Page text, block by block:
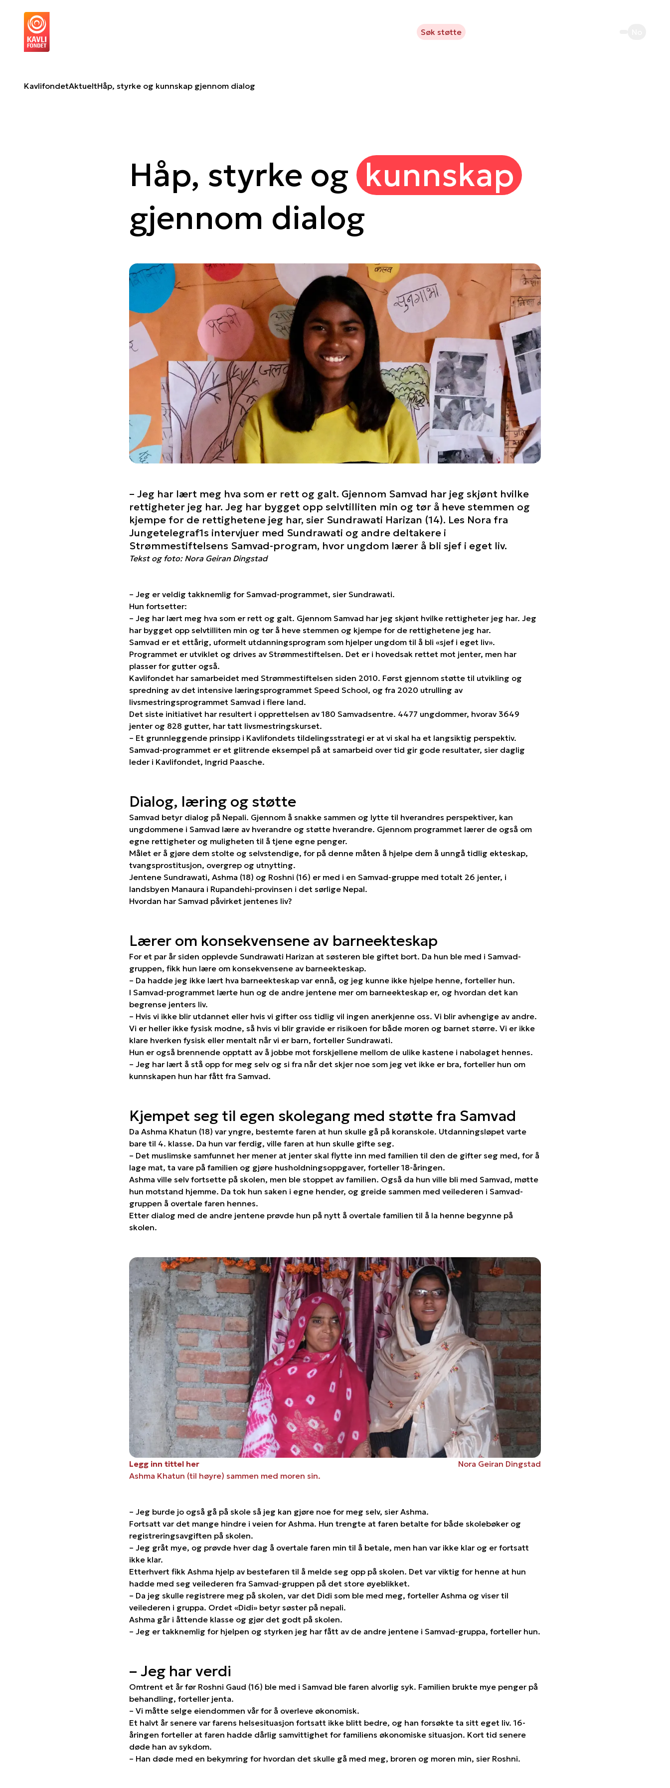
Søk støtte
KavlifondetAktueltHåp, styrke og kunnskap gjennom dialog
Håp, styrke og kunnskap
gjennom dialog
– Jeg har lært meg hva som er rett og galt. Gjennom Samvad har jeg skjønt hvilke
rettigheter jeg har. Jeg har bygget opp selvtilliten min og tør å heve stemmen og
kjempe for de rettighetene jeg har, sier Sundrawati Harizan (14). Les Nora fra
Jungetelegraf1s intervjuer med Sundrawati og andre deltakere i
Strømmestiftelsens Samvad-program, hvor ungdom lærer å bli sjef i eget liv.
Tekst og foto: Nora Geiran Dingstad
– Jeg er veldig takknemlig for Samvad-programmet, sier Sundrawati.
Hun fortsetter:
– Jeg har lært meg hva som er rett og galt. Gjennom Samvad har jeg skjønt hvilke rettigheter jeg har. Jeg
har bygget opp selvtilliten min og tør å heve stemmen og kjempe for de rettighetene jeg har.
Samvad er et ettårig, uformelt utdanningsprogram som hjelper ungdom til å bli «sjef i eget liv».
Programmet er utviklet og drives av Strømmestiftelsen. Det er i hovedsak rettet mot jenter, men har
plasser for gutter også.
Kavlifondet har samarbeidet med Strømmestiftelsen siden 2010. Først gjennom støtte til utvikling og
spredning av det intensive læringsprogrammet Speed School, og fra 2020 utrulling av
livsmestringsprogrammet Samvad i flere land.
Det siste initiativet har resultert i opprettelsen av 180 Samvadsentre. 4477 ungdommer, hvorav 3649
jenter og 828 gutter, har tatt livsmestringskurset.
– Et grunnleggende prinsipp i Kavlifondets tildelingsstrategi er at vi skal ha et langsiktig perspektiv.
Samvad-programmet er et glitrende eksempel på at samarbeid over tid gir gode resultater, sier daglig
leder i Kavlifondet, Ingrid Paasche.
Dialog, læring og støtte
Samvad betyr dialog på Nepali. Gjennom å snakke sammen og lytte til hverandres perspektiver, kan
ungdommene i Samvad lære av hverandre og støtte hverandre. Gjennom programmet lærer de også om
egne rettigheter og muligheten til å tjene egne penger.
Målet er å gjøre dem stolte og selvstendige, for på denne måten å hjelpe dem å unngå tidlig ekteskap,
tvangsprostitusjon, overgrep og utnytting.
Jentene Sundrawati, Ashma (18) og Roshni (16) er med i en Samvad-gruppe med totalt 26 jenter, i
landsbyen Manaura i Rupandehi-provinsen i det sørlige Nepal.
Hvordan har Samvad påvirket jentenes liv?
Lærer om konsekvensene av barneekteskap
For et par år siden opplevde Sundrawati Harizan at søsteren ble giftet bort. Da hun ble med i Samvad-
gruppen, fikk hun lære om konsekvensene av barneekteskap.
– Da hadde jeg ikke lært hva barneekteskap var ennå, og jeg kunne ikke hjelpe henne, forteller hun.
I Samvad-programmet lærte hun og de andre jentene mer om barneekteskap er, og hvordan det kan
begrense jenters liv.
– Hvis vi ikke blir utdannet eller hvis vi gifter oss tidlig vil ingen anerkjenne oss. Vi blir avhengige av andre.
Vi er heller ikke fysisk modne, så hvis vi blir gravide er risikoen for både moren og barnet større. Vi er ikke
klare hverken fysisk eller mentalt når vi er barn, forteller Sundrawati.
Hun er også brennende opptatt av å jobbe mot forskjellene mellom de ulike kastene i nabolaget hennes.
– Jeg har lært å stå opp for meg selv og si fra når det skjer noe som jeg vet ikke er bra, forteller hun om
kunnskapen hun har fått fra Samvad.
Kjempet seg til egen skolegang med støtte fra Samvad
Da Ashma Khatun (18) var yngre, bestemte faren at hun skulle gå på koranskole. Utdanningsløpet varte
bare til 4. klasse. Da hun var ferdig, ville faren at hun skulle gifte seg.
– Det muslimske samfunnet her mener at jenter skal flytte inn med familien til den de gifter seg med, for å
lage mat, ta vare på familien og gjøre husholdningsoppgaver, forteller 18-åringen.
Ashma ville selv fortsette på skolen, men ble stoppet av familien. Også da hun ville bli med Samvad, møtte
hun motstand hjemme. Da tok hun saken i egne hender, og greide sammen med veilederen i Samvad-
gruppen å overtale faren hennes.
Etter dialog med de andre jentene prøvde hun på nytt å overtale familien til å la henne begynne på
skolen.
Legg inn tittel her
Ashma Khatun (til høyre) sammen med moren sin.
Nora Geiran Dingstad
– Jeg burde jo også gå på skole så jeg kan gjøre noe for meg selv, sier Ashma.
Fortsatt var det mange hindre i veien for Ashma. Hun trengte at faren betalte for både skolebøker og
registreringsavgiften på skolen.
– Jeg gråt mye, og prøvde hver dag å overtale faren min til å betale, men han var ikke klar og er fortsatt
ikke klar.
Etterhvert fikk Ashma hjelp av bestefaren til å melde seg opp på skolen. Det var viktig for henne at hun
hadde med seg veilederen fra Samvad-gruppen på det store øyeblikket.
– Da jeg skulle registrere meg på skolen, var det Didi som ble med meg, forteller Ashma og viser til
veilederen i gruppa. Ordet «Didi» betyr søster på nepali.
Ashma går i åttende klasse og gjør det godt på skolen.
– Jeg er takknemlig for hjelpen og styrken jeg har fått av de andre jentene i Samvad-gruppa, forteller hun.
– Jeg har verdi
Omtrent et år før Roshni Gaud (16) ble med i Samvad ble faren alvorlig syk. Familien brukte mye penger på
behandling, forteller jenta.
– Vi måtte selge eiendommen vår for å overleve økonomisk.
Et halvt år senere var farens helsesituasjon fortsatt ikke blitt bedre, og han forsøkte ta sitt eget liv. 16-
åringen forteller at faren hadde dårlig samvittighet for familiens økonomiske situasjon. Kort tid senere
døde han av sykdom.
– Han døde med en bekymring for hvordan det skulle gå med meg, broren og moren min, sier Roshni.